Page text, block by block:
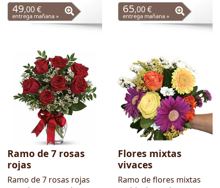
49,00 €
entrega mañana »
65,00 €
entrega mañana »
Ramo de 7 rosas
rojas
Ramo de 7 rosas rojas
Flores mixtas
vivaces
Ramo de flores mixtas